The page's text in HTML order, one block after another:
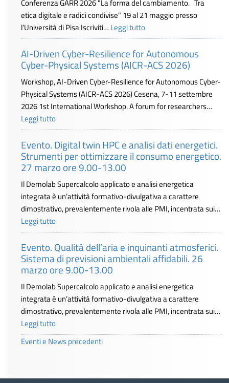
Conferenza GARR 2026 "La forma del cambiamento. Tra
etica digitale e radici condivise" 19 al 21 maggio presso
l’Università di Pisa Iscriviti… Leggi tutto
AI-Driven Cyber-Resilience for Autonomous
Cyber-Physical Systems (AICR-ACS 2026)
Workshop, AI-Driven Cyber-Resilience for Autonomous Cyber-
Physical Systems (AICR-ACS 2026) Cesena, 7-11 settembre
2026 1st International Workshop. A forum for researchers…
Leggi tutto
Evento. Digital twin HPC e analisi dati energetici.
Strumenti per ottimizzare il consumo energetico.
27 marzo ore 9.00-13.00
Il Demolab Supercalcolo applicato e analisi energetica
integrata è un’attività formativo-divulgativa a carattere
dimostrativo, prevalentemente rivola alle PMI, incentrata sui…
Leggi tutto
Evento. Qualità dell’aria e inquinanti atmosferici.
Sistema di previsioni ambientali affidabili. 26
marzo ore 9.00-13.00
Il Demolab Supercalcolo applicato e analisi energetica
integrata è un’attività formativo-divulgativa a carattere
dimostrativo, prevalentemente rivola alle PMI, incentrata sui…
Leggi tutto
Eventi e News precedenti